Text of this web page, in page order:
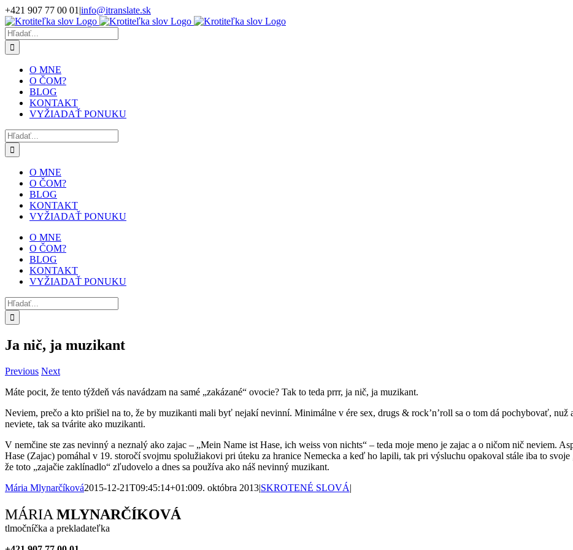
Skip
to
content
+421 907 77 00 01 |info@itranslate.sk
Facebook
LinkedIn
Hľadať:
O MNE
O ČOM?
BLOG
KONTAKT
VYŽIADAŤ PONUKU
Hľadať:
O MNE
O ČOM?
BLOG
KONTAKT
VYŽIADAŤ PONUKU
O MNE
O ČOM?
BLOG
KONTAKT
VYŽIADAŤ PONUKU
Hľadať:
Ja nič, ja muzikant
Previous Next
Máte pocit, že tento týždeň vás navádzam na samé „zakázané“ ovocie? Tak to teda prrr, ja nič, ja muzikant.
Neviem, prečo a kto prišiel na to, že by muzikanti mali byť nejakí nevinní. Minimálne v ére sex, drugs & rock’n’roll sa o tom dá pochybovať,
neviete, tak sa tvárite ako muzikanti.
V nemčine ste zas nevinný a neznalý ako zajac – „Mein Name ist Hase, ich weiss von nichts“ – teda moje meno je zajac a o ničom nič neviem.
Hase (Zajac) pomáhal v 19. storočí svojmu spolužiakovi pri úteku za hranice Nemecka a keď ho lapili, tak pri výsluchu opakoval stále iba to
že toto „zajačie zaklínadlo“ zľudovelo a dnes sa používa ako náš nevinný muzikant.
Mária Mlynarčíková2015-12-21T09:45:14+01:009. októbra 2013|SKROTENÉ SLOVÁ|
Facebook
X
Reddit
LinkedIn
WhatsApp
Tumblr
Pinterest
Vk
Xing
Email
MÁRIA MLYNARČÍKOVÁ
tlmočníčka a prekladateľka